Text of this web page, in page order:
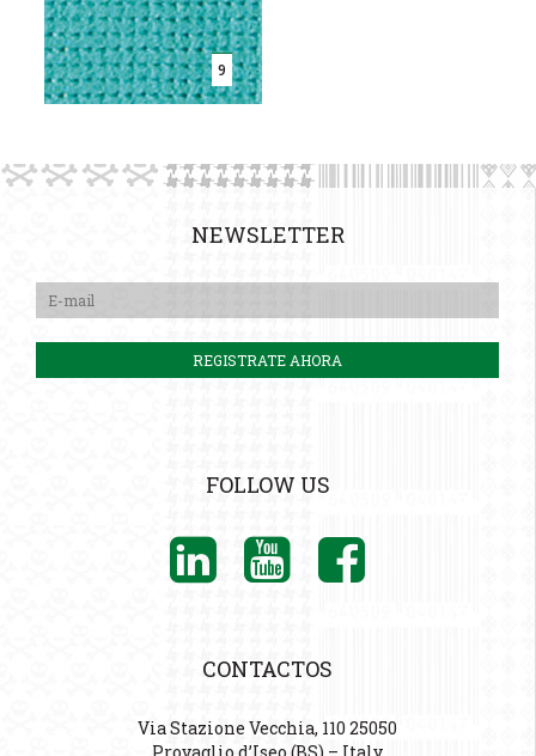
9
NEWSLETTER
FOLLOW US
CONTACTOS
Via Stazione Vecchia, 110 25050